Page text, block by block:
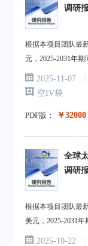
调研
根据本项目团队最
元，2025-2031年期
2025-11-07 |
空IV袋
PDF版： ￥32000
全球
调研
根据本项目团队最
美元，2025-2031年
2025-10-22 |